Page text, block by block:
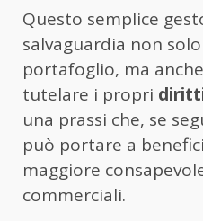
Questo semplice
salvaguardia non
portafoglio, ma
tutelare i propri
una prassi che, se
può portare a
maggiore
commerciali.